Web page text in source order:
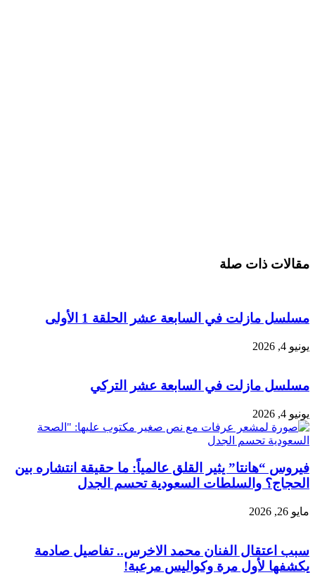
مقالات ذات صلة
مسلسل مازلت في السابعة عشر الحلقة 1 الأولى
يونيو 4, 2026
مسلسل مازلت في السابعة عشر التركي
يونيو 4, 2026
فيروس “هانتا” يثير القلق عالمياً: ما حقيقة انتشاره بين
الحجاج؟ والسلطات السعودية تحسم الجدل
مايو 26, 2026
سبب اعتقال الفنان محمد الاخرس.. تفاصيل صادمة
يكشفها لأول مرة وكواليس مرعبة!